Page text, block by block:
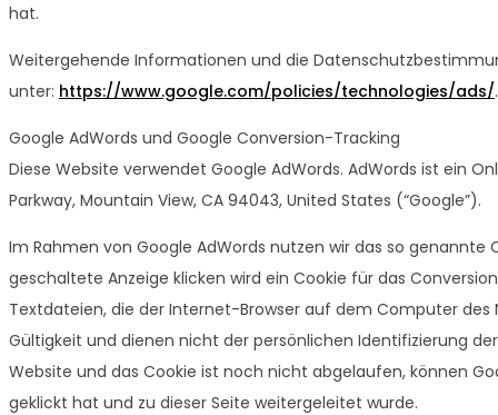
hat.
Weitergehende Informationen und die
unter: https://www.google.com/policies/technologies/ads/.
Google AdWords und Google Conversion-Tracking
Diese Website verwendet Google AdWords. AdWords ist ein
Parkway, Mountain View, CA 94043, United States (“Google”).
Im Rahmen von Google AdWords nutzen wir das so
geschaltete Anzeige klicken wird ein Cookie für das
Textdateien, die der Internet-Browser auf dem Computer des
Gültigkeit und dienen nicht der persönlichen Identifizierung
Website und das Cookie ist noch nicht abgelaufen, können
geklickt hat und zu dieser Seite weitergeleitet wurde.